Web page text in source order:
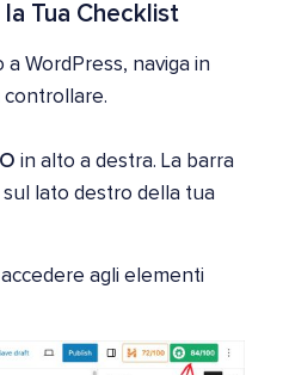
la Tua Checklist
WordPress, naviga in
controllare.
in alto a destra. La barra
sul lato destro della tua
agli elementi